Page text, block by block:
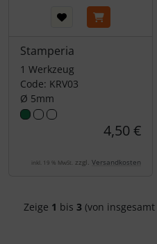
Stamperia
1 Werkzeug
Code: KRV03
Ø 5mm
4,50 €
inkl. 19 % MwSt. zzgl. Versandkosten
Zeige 1 bis 3(von insgesamt